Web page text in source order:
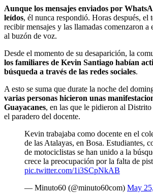
Aunque los mensajes enviados por
leídos, él nunca respondió. Horas después, el
recibir mensajes y las llamadas comenzaron a
al buzón de voz.
Desde el momento de su desaparición, la
los familiares de Kevin Santiago habían
búsqueda a través de las redes sociales.
A esto se suma que durate la noche del
varias personas hicieron unas
Guayacanes, en las que le pidieron al
el paradero del docente.
Kevin trabajaba como docente en el
de las Atalayas, en Bosa. Estudiantes,
de motociclistas se han unido a la
crece la preocupación por la falta de
pic.twitter.com/1i3SCpNkAB
— Minuto60 (@minuto60com) May